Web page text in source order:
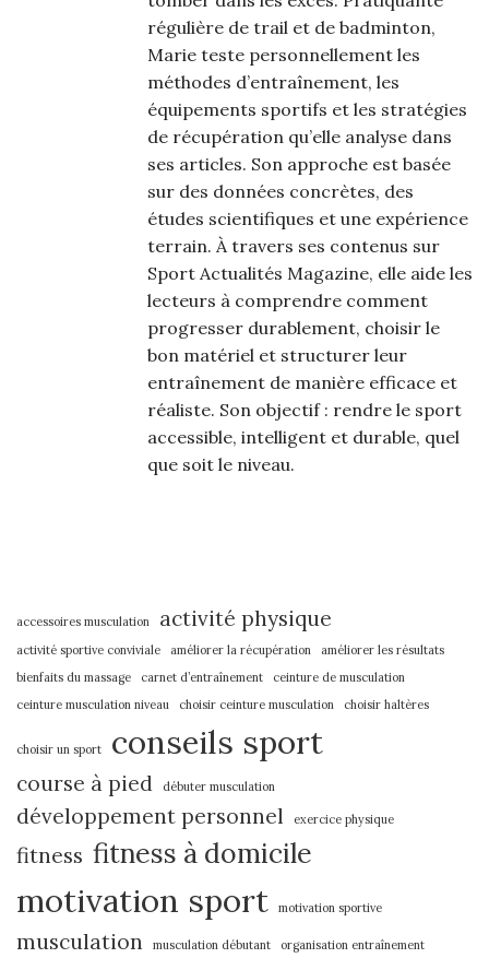
régulière de trail et de badminton,
Marie teste personnellement les
méthodes d’entraînement, les
équipements sportifs et les stratégies
de récupération qu’elle analyse dans
ses articles. Son approche est basée
sur des données concrètes, des
études scientifiques et une expérience
terrain. À travers ses contenus sur
Sport Actualités Magazine, elle aide les
lecteurs à comprendre comment
progresser durablement, choisir le
bon matériel et structurer leur
entraînement de manière efficace et
réaliste. Son objectif : rendre le sport
accessible, intelligent et durable, quel
que soit le niveau.
accessoires musculation activité physique
activité sportive conviviale améliorer la récupération
améliorer les résultats
bienfaits du massage
carnet d’entraînement
ceinture de musculation
ceinture musculation niveau
choisir ceinture musculation choisir haltères
choisir un sport conseils sport
course à pied débuter musculation
développement personnel exercice physique
fitness fitness à domicile
motivation sport motivation sportive
musculation musculation débutant organisation entraînement